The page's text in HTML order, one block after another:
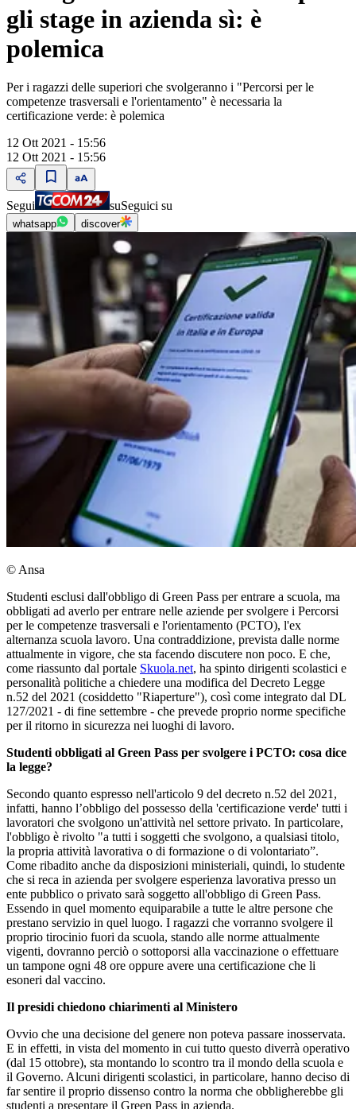
gli stage in azienda sì: è
polemica
Per i ragazzi delle superiori che svolgeranno i "Percorsi per le
competenze trasversali e l'orientamento" è necessaria la
certificazione verde: è polemica
12 Ott 2021 - 15:56
12 Ott 2021 - 15:56
Segui suSeguici su
whatsapp discover
© Ansa
Studenti esclusi dall'obbligo di Green Pass per entrare a scuola, ma
obbligati ad averlo per entrare nelle aziende per svolgere i Percorsi
per le competenze trasversali e l'orientamento (PCTO), l'ex
alternanza scuola lavoro. Una contraddizione, prevista dalle norme
attualmente in vigore, che sta facendo discutere non poco. E che,
come riassunto dal portale Skuola.net, ha spinto dirigenti scolastici e
personalità politiche a chiedere una modifica del Decreto Legge
n.52 del 2021 (cosiddetto "Riaperture"), così come integrato dal DL
127/2021 - di fine settembre - che prevede proprio norme specifiche
per il ritorno in sicurezza nei luoghi di lavoro.
Studenti obbligati al Green Pass per svolgere i PCTO: cosa dice
la legge?
Secondo quanto espresso nell'articolo 9 del decreto n.52 del 2021,
infatti, hanno l’obbligo del possesso della 'certificazione verde' tutti i
lavoratori che svolgono un'attività nel settore privato. In particolare,
l'obbligo è rivolto "a tutti i soggetti che svolgono, a qualsiasi titolo,
la propria attività lavorativa o di formazione o di volontariato”.
Come ribadito anche da disposizioni ministeriali, quindi, lo studente
che si reca in azienda per svolgere esperienza lavorativa presso un
ente pubblico o privato sarà soggetto all'obbligo di Green Pass.
Essendo in quel momento equiparabile a tutte le altre persone che
prestano servizio in quel luogo. I ragazzi che vorranno svolgere il
proprio tirocinio fuori da scuola, stando alle norme attualmente
vigenti, dovranno perciò o sottoporsi alla vaccinazione o effettuare
un tampone ogni 48 ore oppure avere una certificazione che li
esoneri dal vaccino.
Il presidi chiedono chiarimenti al Ministero
Ovvio che una decisione del genere non poteva passare inosservata.
E in effetti, in vista del momento in cui tutto questo diverrà operativo
(dal 15 ottobre), sta montando lo scontro tra il mondo della scuola e
il Governo. Alcuni dirigenti scolastici, in particolare, hanno deciso di
far sentire il proprio dissenso contro la norma che obbligherebbe gli
studenti a presentare il Green Pass in azienda.